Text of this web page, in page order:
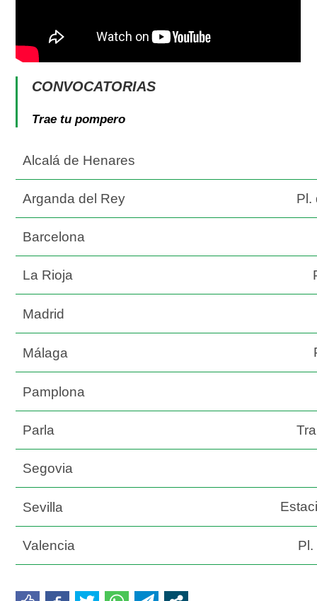
CONVOCATORIAS
Trae tu pompero
Alcalá de Henares
Arganda del Rey Pl.
Barcelona
La Rioja
Madrid
Málaga
Pamplona
Parla
Segovia
Sevilla
Valencia